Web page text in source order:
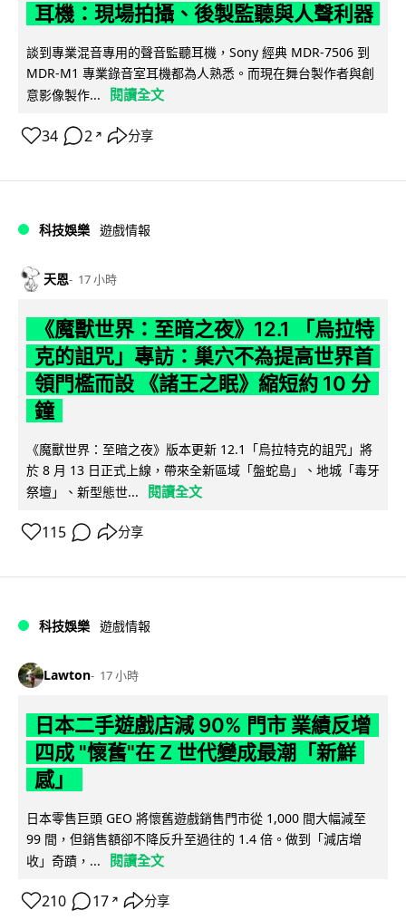
耳機：現場拍攝、後製監聽與人聲利器
談到專業混音專用的聲音監聽耳機，Sony 經典 MDR-7506 到
MDR-M1 專業錄音室耳機都為人熟悉。而現在舞台製作者與創
意影像製作...
閱讀全文
34 2 ↗ 分享
科技娛樂 遊戲情報
天恩 17 小時
《魔獸世界：至暗之夜》12.1 「烏拉特
克的詛咒」專訪：巢穴不為提高世界首
領門檻而設 《諸王之眠》縮短約 10 分
鐘
《魔獸世界：至暗之夜》版本更新 12.1「烏拉特克的詛咒」將
於 8 月 13 日正式上線，帶來全新區域「盤蛇島」、地城「毒牙
祭壇」、新型態世...
閱讀全文
115 分享
科技娛樂 遊戲情報
Lawton 17 小時
日本二手遊戲店減 90% 門市 業績反增
四成 "懷舊"在 Z 世代變成最潮「新鮮
感」
日本零售巨頭 GEO 將懷舊遊戲銷售門市從 1,000 間大幅減至
99 間，但銷售額卻不降反升至過往的 1.4 倍。做到「減店增
收」奇蹟，...
閱讀全文
210 17 ↗ 分享